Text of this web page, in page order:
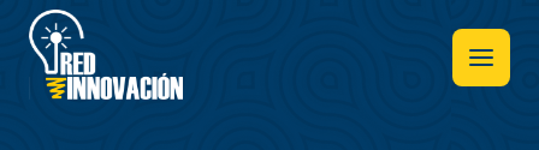
Pasar
contenido
principal